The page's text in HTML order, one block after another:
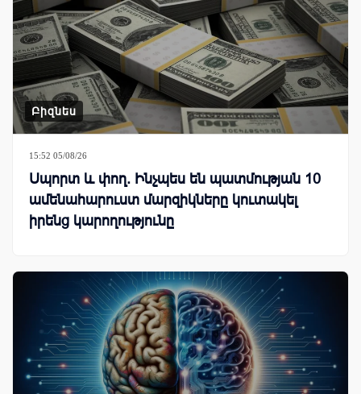
Բիզնես
15:52 05/08/26
Սպորտ և փող. Ինչպես են պատմության 10
ամենահարուստ մարզիկները կուտակել
իրենց կարողությունը